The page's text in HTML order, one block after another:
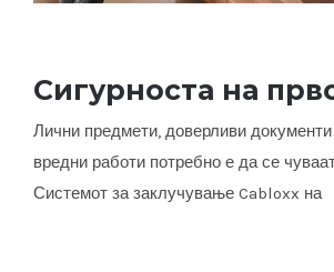
Сигурноста на прво
Сигурноста на
Лични предмети, доверливи документи
вредни работи потребно е да се
Системот за заклучување Cabloxx на